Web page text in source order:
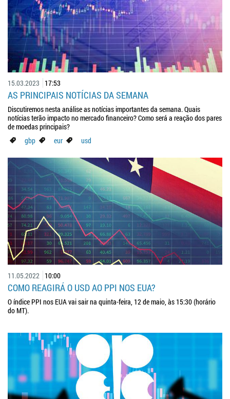
15.03.2023 17:53
AS PRINCIPAIS NOTÍCIAS DA SEMANA
Discutiremos nesta análise as notícias importantes da semana. Quais
notícias terão impacto no mercado financeiro? Como será a reação dos pares
de moedas principais?
gbp
eur usd
11.05.2022 10:00
COMO REAGIRÁ O USD AO PPI NOS EUA?
O índice PPI nos EUA vai sair na quinta-feira, 12 de maio, às 15:30 (horário
do MT).